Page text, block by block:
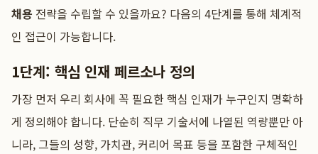
채용 전략을 수립할 수 있을까요? 다음의 4단계를 통해 체계적
인 접근이 가능합니다.
1단계: 핵심 인재 페르소나 정의
가장 먼저 우리 회사에 꼭 필요한 핵심 인재가 누구인지 명확하
게 정의해야 합니다. 단순히 직무 기술서에 나열된 역량뿐만 아
니라, 그들의 성향, 가치관, 커리어 목표 등을 포함한 구체적인